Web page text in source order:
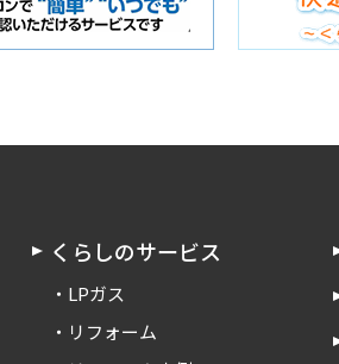
くらしのサービス
LPガス
リフォーム